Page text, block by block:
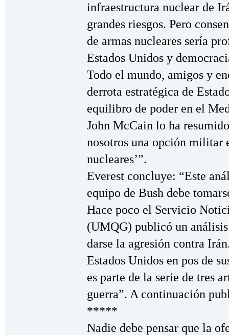
infraestructura nuclear de
grandes riesgos. Pero
de armas nucleares sería
Estados Unidos y
Todo el mundo, amigos y
derrota estratégica de
equilibro de poder en el
John McCain lo ha
nosotros una opción militar
nucleares’”.
Everest concluye: “Este
equipo de Bush debe
Hace poco el Servicio
(UMQG) publicó un
darse la agresión contra
Estados Unidos en pos de
es parte de la serie de tres
guerra”. A continuación
*****
Nadie debe pensar que la